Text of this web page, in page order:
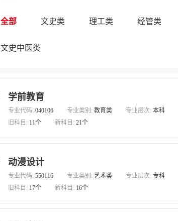
全部 文史类 理工类 经管类
文史中医类
学前教育
专业代码: 040106 专业类别: 教育类 专业层次: 本科
旧科目: 11个 新科目: 21个
动漫设计
专业代码: 550116 专业类别: 艺术类 专业层次: 专科
旧科目: 17个 新科目: 16个